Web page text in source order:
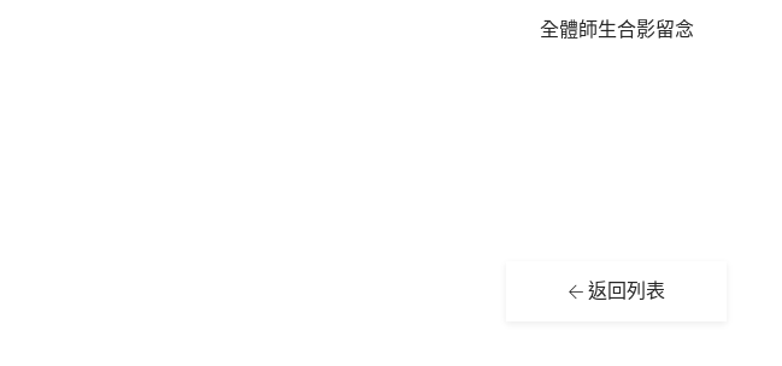
全體師生合影留念
返回列表